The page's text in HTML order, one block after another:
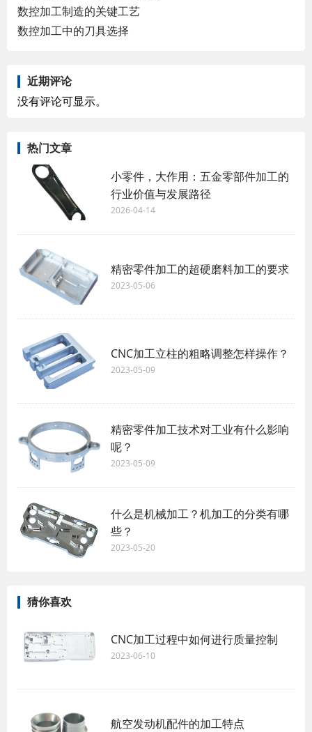
数控加工制造的关键工艺
数控加工中的刀具选择
近期评论
没有评论可显示。
热门文章
小零件，大作用：五金零部件加工的
行业价值与发展路径
2026-04-14
精密零件加工的超硬磨料加工的要求
2023-05-06
CNC加工立柱的粗略调整怎样操作？
2023-05-09
精密零件加工技术对工业有什么影响
呢？
2023-05-09
什么是机械加工？机加工的分类有哪
些？
2023-05-20
猜你喜欢
CNC加工过程中如何进行质量控制
2023-06-10
航空发动机配件的加工特点